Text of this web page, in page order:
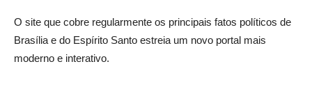
O site que cobre regularmente os principais fatos políticos de
Brasília e do Espírito Santo estreia um novo portal mais
moderno e interativo.